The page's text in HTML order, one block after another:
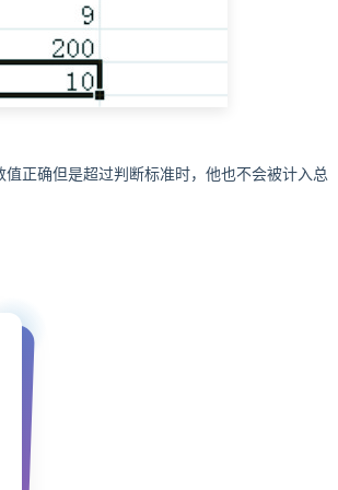
正确但是超过判断标准时，他也不会被计入总